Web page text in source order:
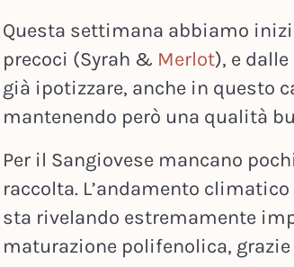
Questa settimana abbiamo
precoci (Syrah & Merlot), e
già ipotizzare, anche in questo
mantenendo però una qualità
Per il Sangiovese mancano
raccolta. L’andamento
sta rivelando estremamente
maturazione polifenolica,